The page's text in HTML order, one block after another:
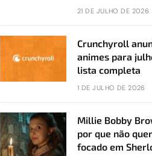
21 DE JULHO DE 2026
Crunchyroll
animes para
lista completa
1 DE JULHO DE 2026
Millie Bobby
por que não
focado em